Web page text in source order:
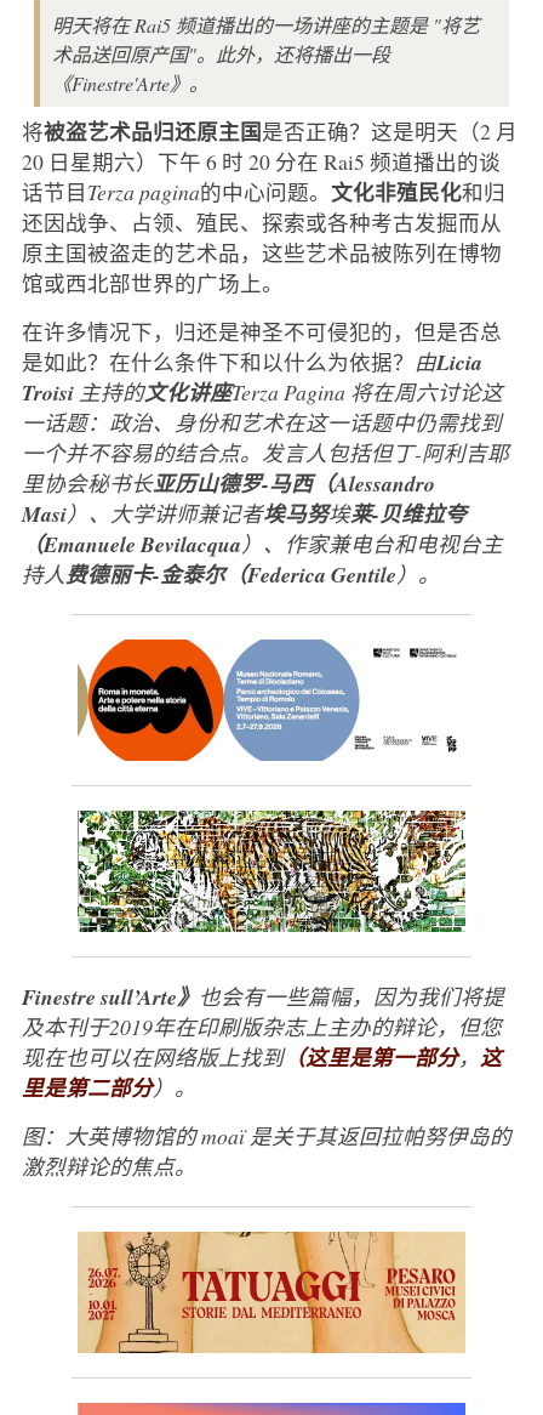
明天将在 Rai5 频道播出的一场讲座的主题是 "将艺
术品送回原产国"。此外，还将播出一段
《Finestre'Arte》。
将被盗艺术品归还原主国是否正确？这是明天（2 月
20 日星期六）下午 6 时 20 分在 Rai5 频道播出的谈
话节目Terza pagina的中心问题。 文化非殖民化和归
还因战争、占领、殖民、探索或各种考古发掘而从
原主国被盗走的艺术品，这些艺术品被陈列在博物
馆或西北部世界的广场上。
在许多情况下，归还是神圣不可侵犯的，但是否总
是如此？在什么条件下和以什么为依据？ 由Licia
Troisi主持的文化讲座Terza Pagina 将在周六讨论这
一话题：政治、身份和艺术在这一话题中仍需找到
一个并不容易的结合点。发言人包括但丁-阿利吉耶
里协会秘书长亚历山德罗-马西（Alessandro
Masi）、大学讲师兼记者埃马努埃莱-贝维拉夸
（Emanuele Bevilacqua）、作家兼电台和电视台主
持人费德丽卡-金泰尔（Federica Gentile）。
Finestre sull’Arte》 也会有一些篇幅，因为我们将提
及本刊于2019年在印刷版杂志上主办的辩论，但您
现在也可以在网络版上找到（这里是第一部分， 这
里是第二部分）。
图：大英博物馆的 moaï 是关于其返回拉帕努伊岛的
激烈辩论的焦点。